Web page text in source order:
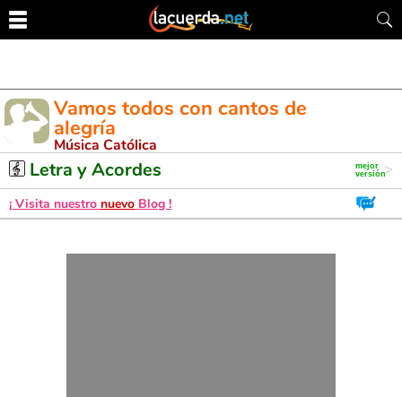
Vamos todos con cantos de
alegría
Música Católica
Letra y Acordes
¡ Visita nuestro nuevo Blog !